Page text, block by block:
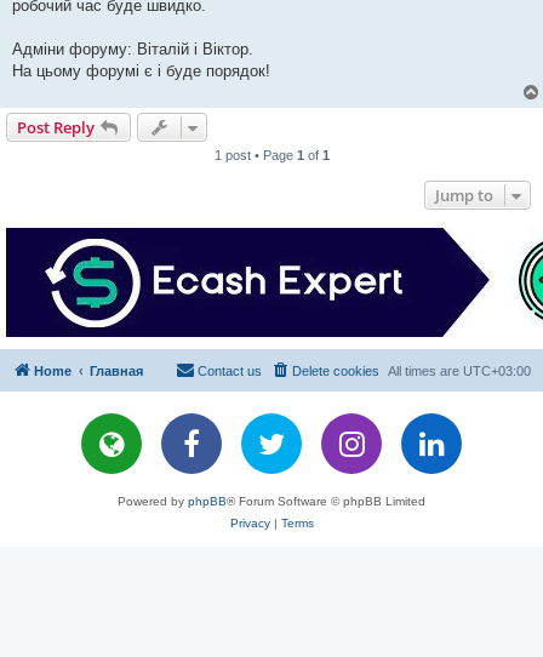
робочий час буде швидко.
Адміни форуму: Віталій і Віктор.
На цьому форумі є і буде порядок!
Post Reply
1 post • Page 1 of 1
Jump to
Home Главная All times are UTC+03:00
Delete cookies
Contact us
Powered by phpBB® Forum Software © phpBB Limited
Privacy| Terms